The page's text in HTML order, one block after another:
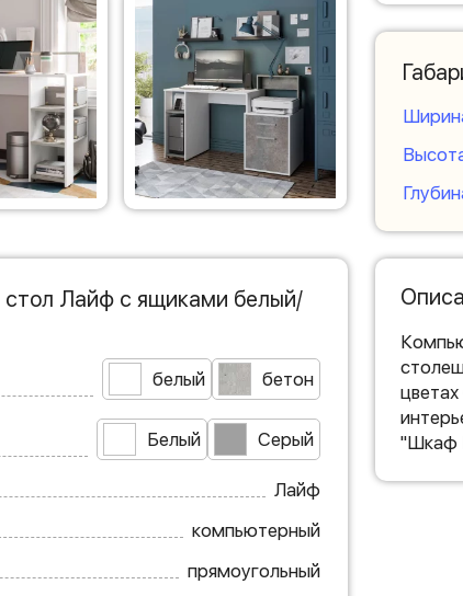
Лайф с ящиками белый/
белый бетон
Белый Серый
Лайф
компьютерный
прямоугольный
"Шкаф